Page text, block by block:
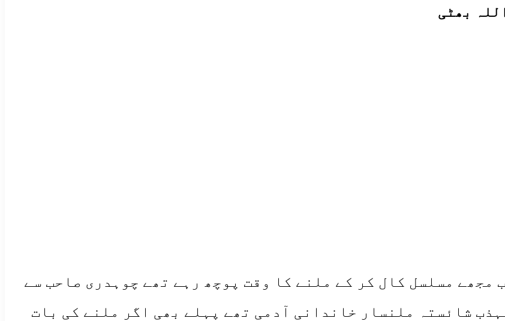
بھٹی
مجھے مسلسل کال کر کے ملنے کا وقت پوچھ رہے تھے چوہدری صاحب سے
شائستہ ملنسار خاندانی آدمی تھے پہلے بھی اگر ملنے کی بات